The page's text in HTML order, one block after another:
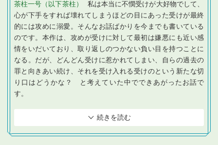
茶柱一号（以下茶柱）
私は本当に不憫受けが大好物でして、
心が下手をすれば壊れてしまうほどの目にあった受けが最終
的には攻めに溺愛。そんなお話ばかりを今までも書いている
のです。本作は、攻めが受けに対して最初は嫌悪にも近い感
情をいだいており、取り返しのつかない負い目を持つことに
なる。だが、どんどん受けに惹かれてしまい、自らの過去の
罪と向きあい続け、それを受け入れる受けのという新たな切
り口はどうかな？ と考えていた中でできあがったお話で
す。
続きを読む